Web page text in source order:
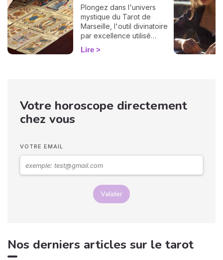
Plongez dans l'univers
mystique du Tarot de
Marseille, l'outil divinatoire
par excellence utilisé
depuis des siècles pour
éclairer l'avenir. Profitez
Lire
Votre horoscope directement
chez vous
VOTRE EMAIL
Valider
Nos derniers articles sur le tarot